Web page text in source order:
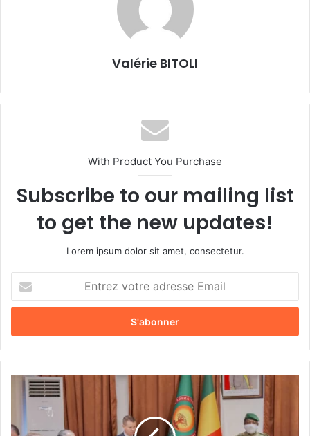
Valérie BITOLI
With Product You Purchase
Subscribe to our mailing list
to get the new updates!
Lorem ipsum dolor sit amet, consectetur.
t
e
z
e
i